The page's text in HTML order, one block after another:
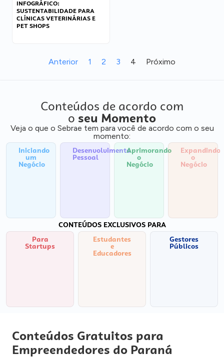
INFOGRÁFICO:
SUSTENTABILIDADE PARA
CLÍNICAS VETERINÁRIAS E
PET SHOPS
Anterior 1 2 3 4 Próximo
Conteúdos de acordo com
o seu Momento
Veja o que o Sebrae tem para você de acordo com o seu
momento:
Iniciando
um
Negócio
Desenvolvimento
Pessoal
Aprimorando
o
Negócio
Expandindo
o
Negócio
CONTEÚDOS EXCLUSIVOS PARA
Para
Startups
Estudantes
e
Educadores
Gestores
Públicos
Conteúdos Gratuitos para
Empreendedores do Paraná